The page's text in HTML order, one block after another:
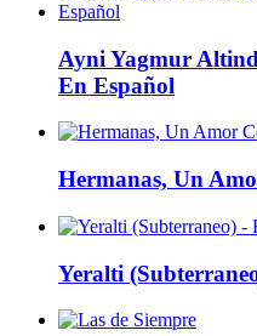
Ayni Yagmur
En Español
Hermanas, Un
Yeralti